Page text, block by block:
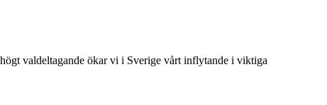
valdeltagande ökar vi i Sverige vårt inflytande i viktiga